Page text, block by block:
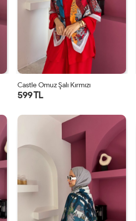
STD
Castle Omuz Şalı Kırmızı
599 TL